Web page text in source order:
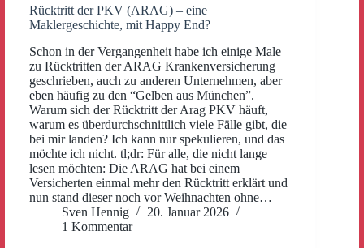
Rücktritt der PKV (ARAG) – eine
Maklergeschichte, mit Happy End?
Schon in der Vergangenheit habe ich einige Male
zu Rücktritten der ARAG Krankenversicherung
geschrieben, auch zu anderen Unternehmen, aber
eben häufig zu den “Gelben aus München”.
Warum sich der Rücktritt der Arag PKV häuft,
warum es überdurchschnittlich viele Fälle gibt, die
bei mir landen? Ich kann nur spekulieren, und das
möchte ich nicht. tl;dr: Für alle, die nicht lange
lesen möchten: Die ARAG hat bei einem
Versicherten einmal mehr den Rücktritt erklärt und
nun stand dieser noch vor Weihnachten ohne…
Sven Hennig
20. Januar 2026
1 Kommentar